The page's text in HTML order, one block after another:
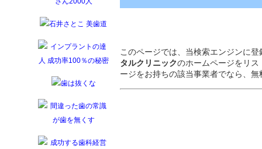
このページでは、当検索エンジンに登
タルクリニックのホームページをリ
ージをお持ちの該当事業者でなら、